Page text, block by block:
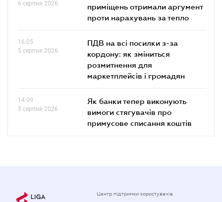
6 серпня 2026
приміщень отримали аргумент
проти нарахувань за тепло
16.05
5 серпня 2026
ПДВ на всі посилки з-за
кордону: як зміниться
розмитнення для
маркетплейсів і громадян
14.09
5 серпня 2026
Як банки тепер виконують
вимоги стягувачів про
примусове списання коштів
Центр підтримки користувачів